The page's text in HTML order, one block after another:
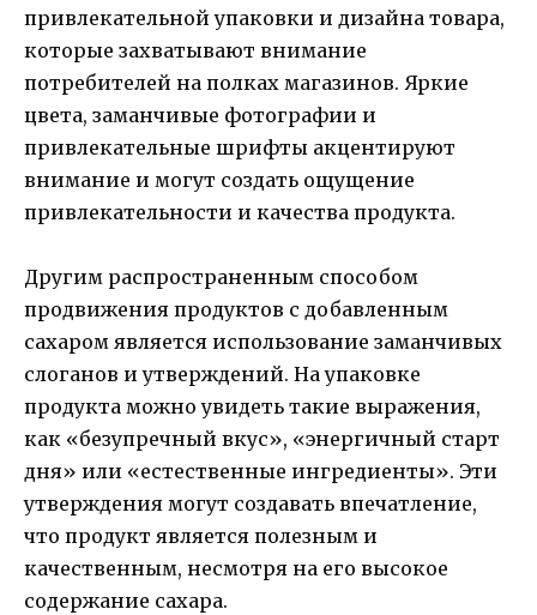
привлекательной упаковки и дизайна товара,
которые захватывают внимание
потребителей на полках магазинов. Яркие
цвета, заманчивые фотографии и
привлекательные шрифты акцентируют
внимание и могут создать ощущение
привлекательности и качества продукта.
Другим распространенным способом
продвижения продуктов с добавленным
сахаром является использование заманчивых
слоганов и утверждений. На упаковке
продукта можно увидеть такие выражения,
как «безупречный вкус», «энергичный старт
дня» или «естественные ингредиенты». Эти
утверждения могут создавать впечатление,
что продукт является полезным и
качественным, несмотря на его высокое
содержание сахара.